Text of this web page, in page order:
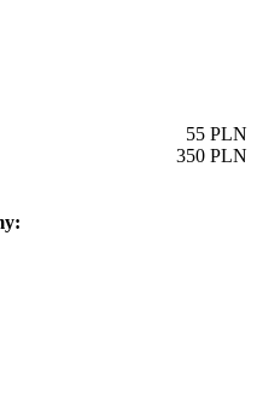
55 PLN
350 PLN